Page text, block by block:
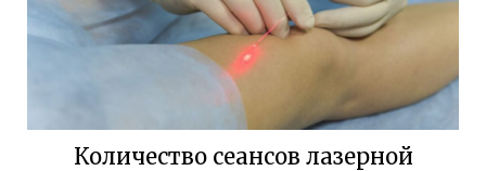
Количество сеансов лазерной